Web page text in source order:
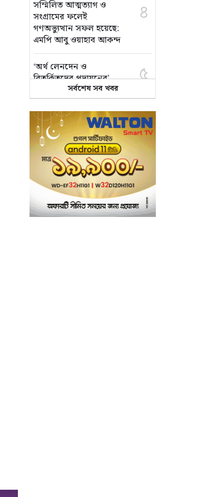
সম্মিলিত আত্মত্যাগ ও
সংগ্রামের ফলেই
গণঅভ্যুত্থান সফল হয়েছে:
এমপি আবু ওয়াহাব আকন্দ
৪
‘অর্থ লেনদেন ও
বিতর্কিতদের পদায়নের’
অভিযোগ, ঈশ্বরগঞ্জে
ছাত্রলীগের একাংশের ঝাড়ু
মিছিল
৫
মানসম্মত শিক্ষা নিশ্চিতে
শ্যামপুরে তৎপর শিক্ষা
অফিসার শাপলা খানম
৬
তাৎক্ষণিক খাদ্য পরীক্ষা
নিশ্চিত করবে ভ্রাম্যমাণ
পরীক্ষাগার: এস এম হুমায়ূন
৭
সর্বশেষ সব খবর